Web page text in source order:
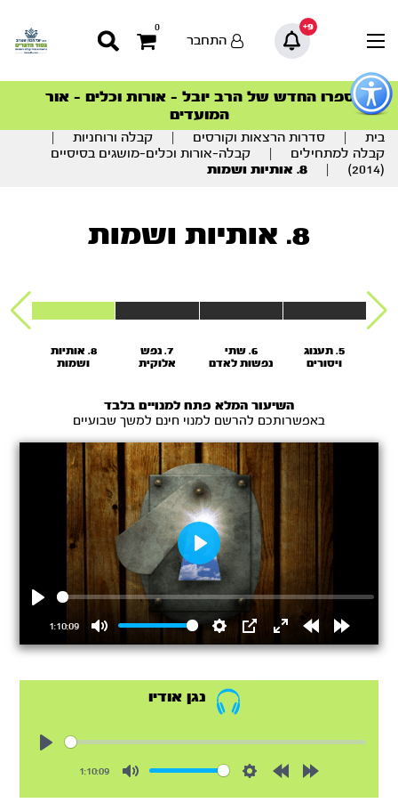
כפתור
לפתיחת
תפריט
9+
0
התחבר
סדרות הפודקאסטים
הסדרה המובילה החודש – דרך המלך
ספרו החדש של הרב יובל – אורות וכלים – אור
המועדים
הצטרפו למהפכת הבריאות הטבעית >
סדרות הפודקאסטים
הסדרה המובילה החודש – דרך המלך
תוכן
מרכזי
בית סדרות הרצאות וקורסים קבלה ורוחניות
קבלה למתחילים
קבלה-אורות וכלים-מושגים בסיסיים
(2014)
8. אותיות ושמות
8. אותיות ושמות
5. תענוג
ויסורים
6. שתי
נפשות לאדם
7. נפש
אלוקית
8. אותיות
ושמות
השיעור המלא פתח למנויים בלבד
באפשרותכם להרשם למנוי חינם למשך שבועיים
1:10:09
Mute Settings
PIP
EnterRewindForward
Play
נגן אודיו
1:10:09